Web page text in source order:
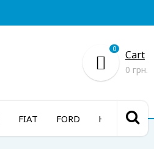
0 Cart
0 грн.
FIAT FORD HONDA